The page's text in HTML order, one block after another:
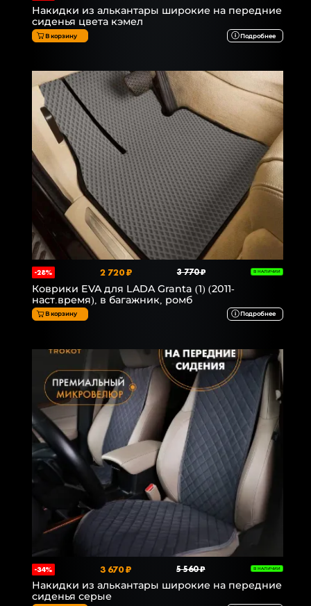
Накидки из алькантары широкие на передние
сиденья цвета кэмел
В корзину Подробнее
-28% 2 720 ₽ 3 770 ₽ В НАЛИЧИИ
Коврики EVA для LADA Granta (1) (2011-
наст.время), в багажник, ромб
В корзину Подробнее
-34% 3 670 ₽ 5 560 ₽ В НАЛИЧИИ
Накидки из алькантары широкие на передние
сиденья серые